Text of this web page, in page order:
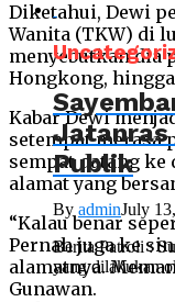
Diketahui, Dewi
Wanita (TKW) di
menyebutkan dia
Hongkong,
Kabar Dewi
setempat
sempat datang
alamat yang
“Kalau benar
Pernah juga ke
alamatnya.
Gunawan.
Publik
By adminJuly
Berita Patroli :
yang dilakukan